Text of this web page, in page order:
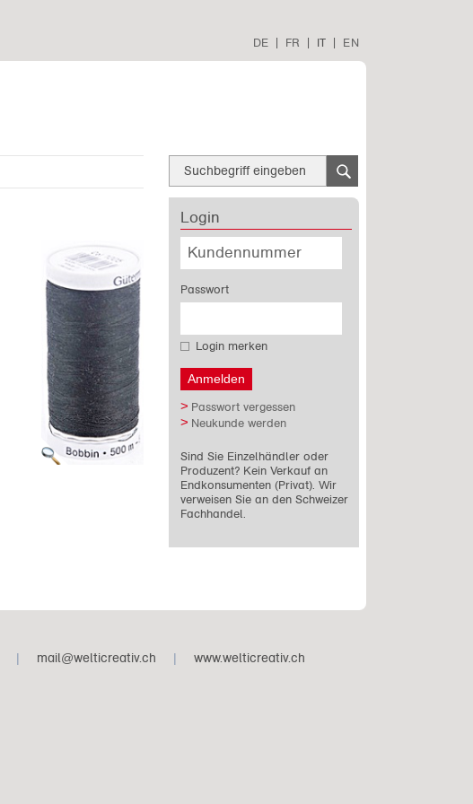
DE FR IT EN
Login
Passwort
Login merken
Passwort vergessen
Neukunde werden
Sind Sie Einzelhändler oder
Produzent? Kein Verkauf an
Endkonsumenten (Privat). Wir
verweisen Sie an den Schweizer
Fachhandel.
| mail@welticreativ.ch | www.welticreativ.ch